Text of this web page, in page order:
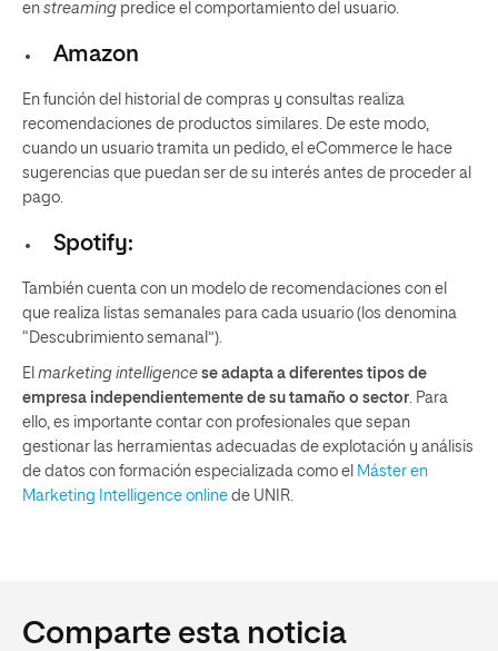
en streaming predice el comportamiento del usuario.
Amazon
En función del historial de compras y consultas realiza
recomendaciones de productos similares. De este modo,
cuando un usuario tramita un pedido, el eCommerce le hace
sugerencias que puedan ser de su interés antes de proceder al
pago.
Spotify:
También cuenta con un modelo de recomendaciones con el
que realiza listas semanales para cada usuario (los denomina
“Descubrimiento semanal”).
El marketing intelligence se adapta a diferentes tipos de
empresa independientemente de su tamaño o sector. Para
ello, es importante contar con profesionales que sepan
gestionar las herramientas adecuadas de explotación y análisis
de datos con formación especializada como el Máster en
Marketing Intelligence online de UNIR.
Comparte esta noticia